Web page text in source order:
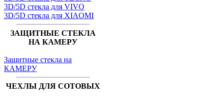
3D/5D стекла для VIVO
3D/5D стекла для XIAOMI
ЗАЩИТНЫЕ СТЕКЛА
НА КАМЕРУ
Защитные стекла на
КАМЕРУ
ЧЕХЛЫ ДЛЯ СОТОВЫХ